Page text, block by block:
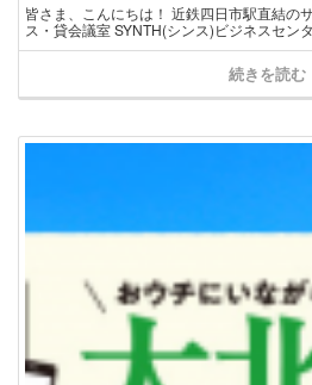
皆さま、こんにちは！ 近鉄四日市駅直結の
ス・貸会議室 SYNTH(シンス)ビジネスセン
続きを読む